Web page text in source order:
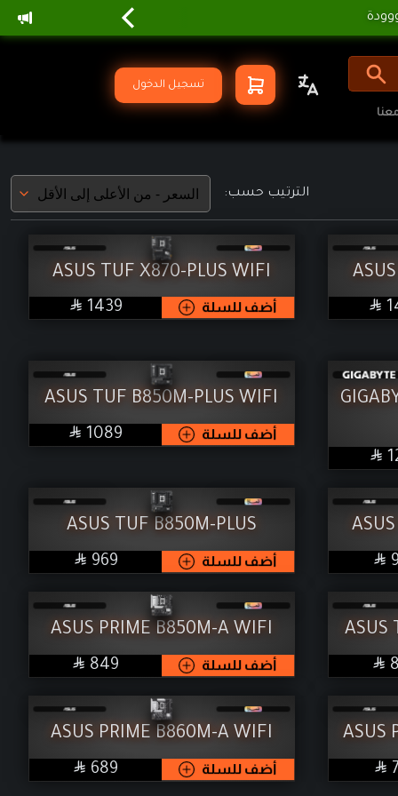
تسجيل الدخول
الترتيب حسب:

ASUS TUF X870-PLUS WIFI
أضف للسلة  SAR
1439

ASUS TUF B850M-PLUS WIFI
أضف للسلة  SAR
1089

ASUS TUF B850M-PLUS
أضف للسلة  SAR
969
ASUS

ASUS PRIME B850M-A WIFI
أضف للسلة  SAR
849
ASUS

ASUS PRIME B860M-A WIFI
أضف للسلة  SAR
689